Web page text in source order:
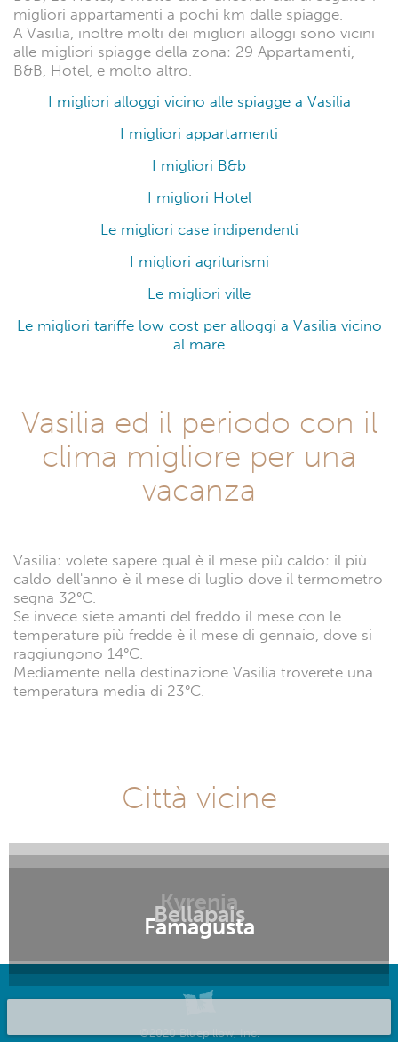
migliori appartamenti a pochi km dalle spiagge.
A Vasilia, inoltre molti dei migliori alloggi sono vicini
alle migliori spiagge della zona: 29 Appartamenti,
B&B, Hotel, e molto altro.
I migliori alloggi vicino alle spiagge a Vasilia
I migliori appartamenti
I migliori B&b
I migliori Hotel
Le migliori case indipendenti
I migliori agriturismi
Le migliori ville
Le migliori tariffe low cost per alloggi a Vasilia vicino
al mare
Vasilia ed il periodo con il
clima migliore per una
vacanza
Vasilia: volete sapere qual è il mese più caldo: il più
caldo dell'anno è il mese di luglio dove il termometro
segna 32°C.
Se invece siete amanti del freddo il mese con le
temperature più fredde è il mese di gennaio, dove si
raggiungono 14°C.
Mediamente nella destinazione Vasilia troverete una
temperatura media di 23°C.
Città vicine
Kyrenia
Bellapais